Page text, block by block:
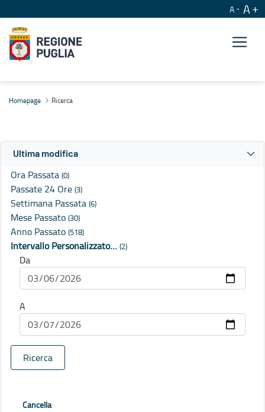
A A
Homepage Ricerca
Ultima modifica
Ora Passata (0)
Passate 24 Ore (3)
Settimana Passata (6)
Mese Passato (30)
Anno Passato (518)
Intervallo Personalizzato… (2)
Da
A
Ricerca
Cancella